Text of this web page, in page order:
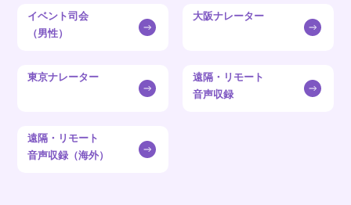
イベント司会
（男性）
大阪ナレーター
東京ナレーター
遠隔・リモート
音声収録
遠隔・リモート
音声収録（海外）